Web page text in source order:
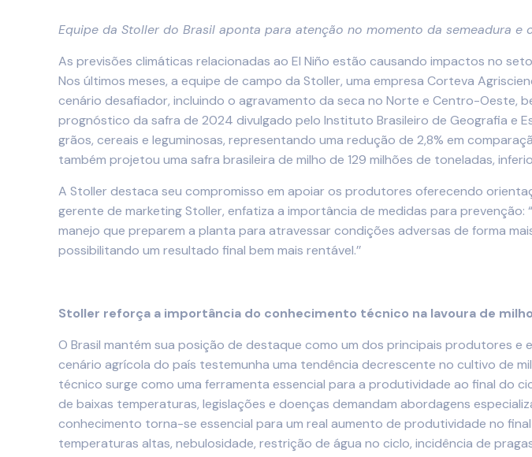
Equipe da Stoller do Brasil aponta para atenção no momento da semeadura
As previsões climáticas relacionadas ao El Niño estão causando impactos no
Nos últimos meses, a equipe de campo da Stoller, uma empresa Corteva
cenário desafiador, incluindo o agravamento da seca no Norte e Centro-Oeste,
prognóstico da safra de 2024 divulgado pelo Instituto Brasileiro de Geografia e
grãos, cereais e leguminosas, representando uma redução de 2,8% em
também projetou uma safra brasileira de milho de 129 milhões de toneladas,
A Stoller destaca seu compromisso em apoiar os produtores oferecendo
gerente de marketing Stoller, enfatiza a importância de medidas para
manejo que preparem a planta para atravessar condições adversas de forma
possibilitando um resultado final bem mais rentável.’’
Stoller reforça a importância do conhecimento técnico na lavoura de milho
O Brasil mantém sua posição de destaque como um dos principais produtores
cenário agrícola do país testemunha uma tendência decrescente no cultivo de
técnico surge como uma ferramenta essencial para a produtividade ao final do
de baixas temperaturas, legislações e doenças demandam abordagens
conhecimento torna-se essencial para um real aumento de produtividade no
temperaturas altas, nebulosidade, restrição de água no ciclo, incidência de